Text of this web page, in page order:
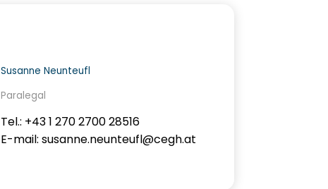
Susanne Neunteufl
Paralegal
Tel.: +43 1 270 2700 28516
E-mail: susanne.neunteufl@cegh.at